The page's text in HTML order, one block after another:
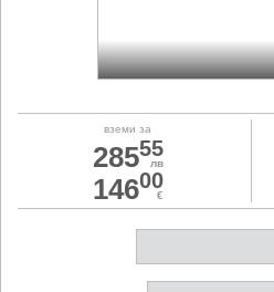
вземи за
28555
лв
14600
€